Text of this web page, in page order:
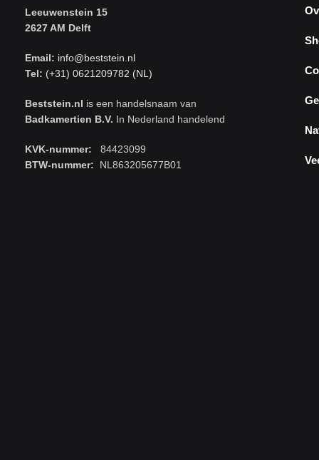
Leeuwenstein 15
2627 AM Delft
Email: info@beststein.nl
Tel: (+31) 0621209782 (NL)
Beststein.nl is een handelsnaam van
Badkamertien B.V. In Nederland handelend
KVK-nummer: 84423099
BTW-nummer: NL863205677B01